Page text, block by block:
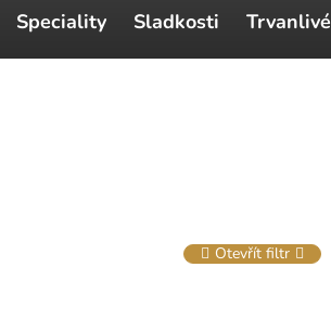
Speciality Sladkosti Trvanlivé
Otevřít filtr